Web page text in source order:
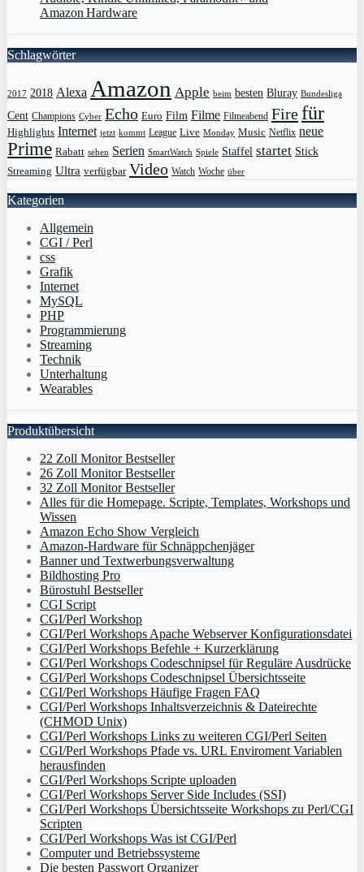
Amazon Hardware
Schlagwörter
2017 2018 Alexa Amazon Apple beim besten Bluray Bundesliga
Cent Champions Cyber Echo Euro Film Filme Filmeabend Firefür
Highlights Internet jetzt kommt League Live Monday Music Netflix neue
Prime Rabatt sehen Serien SmartWatch Spiele Staffel startet Stick
Streaming Ultra verfügbar Video Watch Woche über
Kategorien
Allgemein
CGI / Perl
css
Grafik
Internet
MySQL
PHP
Programmierung
Streaming
Technik
Unterhaltung
Wearables
Produktübersicht
22 Zoll Monitor Bestseller
26 Zoll Monitor Bestseller
32 Zoll Monitor Bestseller
Alles für die Homepage. Scripte, Templates, Workshops und
Wissen
Amazon Echo Show Vergleich
Amazon-Hardware für Schnäppchenjäger
Banner und Textwerbungsverwaltung
Bildhosting Pro
Bürostuhl Bestseller
CGI Script
CGI/Perl Workshop
CGI/Perl Workshops Apache Webserver Konfigurationsdatei
CGI/Perl Workshops Befehle + Kurzerklärung
CGI/Perl Workshops Codeschnipsel für Reguläre Ausdrücke
CGI/Perl Workshops Codeschnipsel Übersichtsseite
CGI/Perl Workshops Häufige Fragen FAQ
CGI/Perl Workshops Inhaltsverzeichnis & Dateirechte
(CHMOD Unix)
CGI/Perl Workshops Links zu weiteren CGI/Perl Seiten
CGI/Perl Workshops Pfade vs. URL Enviroment Variablen
herausfinden
CGI/Perl Workshops Scripte uploaden
CGI/Perl Workshops Server Side Includes (SSI)
CGI/Perl Workshops Übersichtsseite Workshops zu Perl/CGI
Scripten
CGI/Perl Workshops Was ist CGI/Perl
Computer und Betriebssysteme
Die besten Passwort Organizer